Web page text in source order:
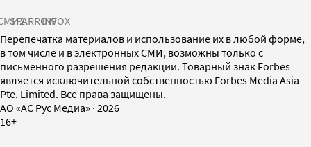
SPARROWINFOX
Перепечатка материалов и использование их в любой форме,
в том числе и в электронных СМИ, возможны только с
письменного разрешения редакции. Товарный знак Forbes
является исключительной собственностью Forbes Media Asia
Pte. Limited. Все права защищены.
AO «АС Рус Медиа» · 2026
16+